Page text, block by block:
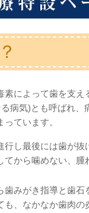
によって歯を支え
病気)とも呼ばれ
ています。
行し最後には歯が
てから噛めない、
歯みがき指導と歯
も、なかなか歯肉